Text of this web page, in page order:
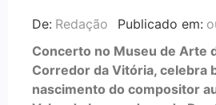
De: Redação Publicado em:
Concerto no Museu de Arte
Corredor da Vitória, celebra
nascimento do compositor